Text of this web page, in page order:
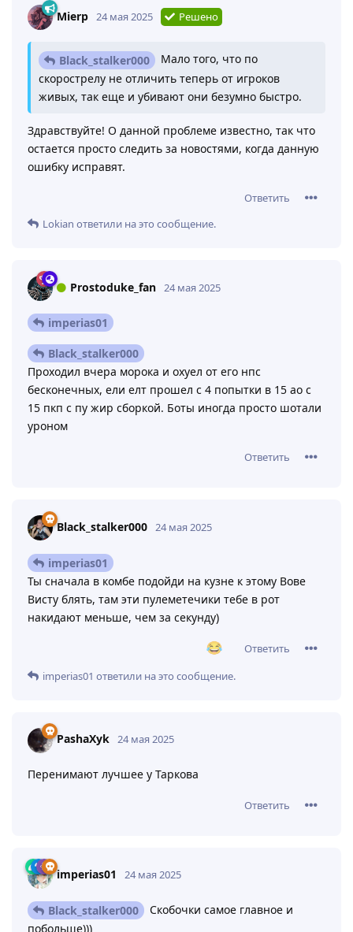
Mierp 24 мая 2025 Решено
Black_stalker000
Мало того, что по
скорострелу не отличить теперь от игроков
живых, так еще и убивают они безумно быстро.
Здравствуйте! О данной проблеме известно, так что
остается просто следить за новостями, когда данную
ошибку исправят.
Ответить
Lokian ответили на это сообщение.
Prostoduke_fan 24 мая 2025
imperias01
Black_stalker000
Проходил вчера морока и охуел от его нпс
бесконечных, ели елт прошел с 4 попытки в 15 ао с
15 пкп с пу жир сборкой. Боты иногда просто шотали
уроном
Ответить
Black_stalker000 24 мая 2025
imperias01
Ты сначала в комбе подойди на кузне к этому Вове
Висту блять, там эти пулеметечики тебе в рот
накидают меньше, чем за секунду)
Ответить
imperias01 ответили на это сообщение.
PashaXyk 24 мая 2025
Перенимают лучшее у Таркова
Ответить
imperias01 24 мая 2025
Black_stalker000
Скобочки самое главное и
побольше)))